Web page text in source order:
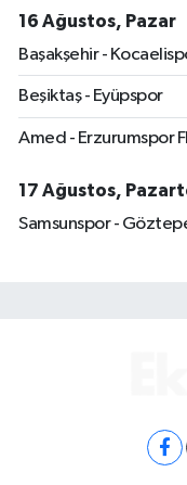
16 Ağustos, Pazar
Başakşehir -
Beşiktaş - Eyüpspor
Amed - Erzurumspor
17 Ağustos,
Samsunspor -